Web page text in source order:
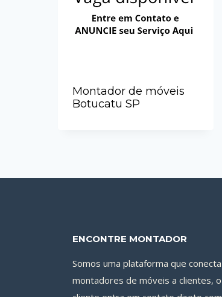
Montador de móveis
Botucatu SP
ENCONTRE MONTADOR
Somos uma plataforma que conecta
montadores de móveis a clientes, o